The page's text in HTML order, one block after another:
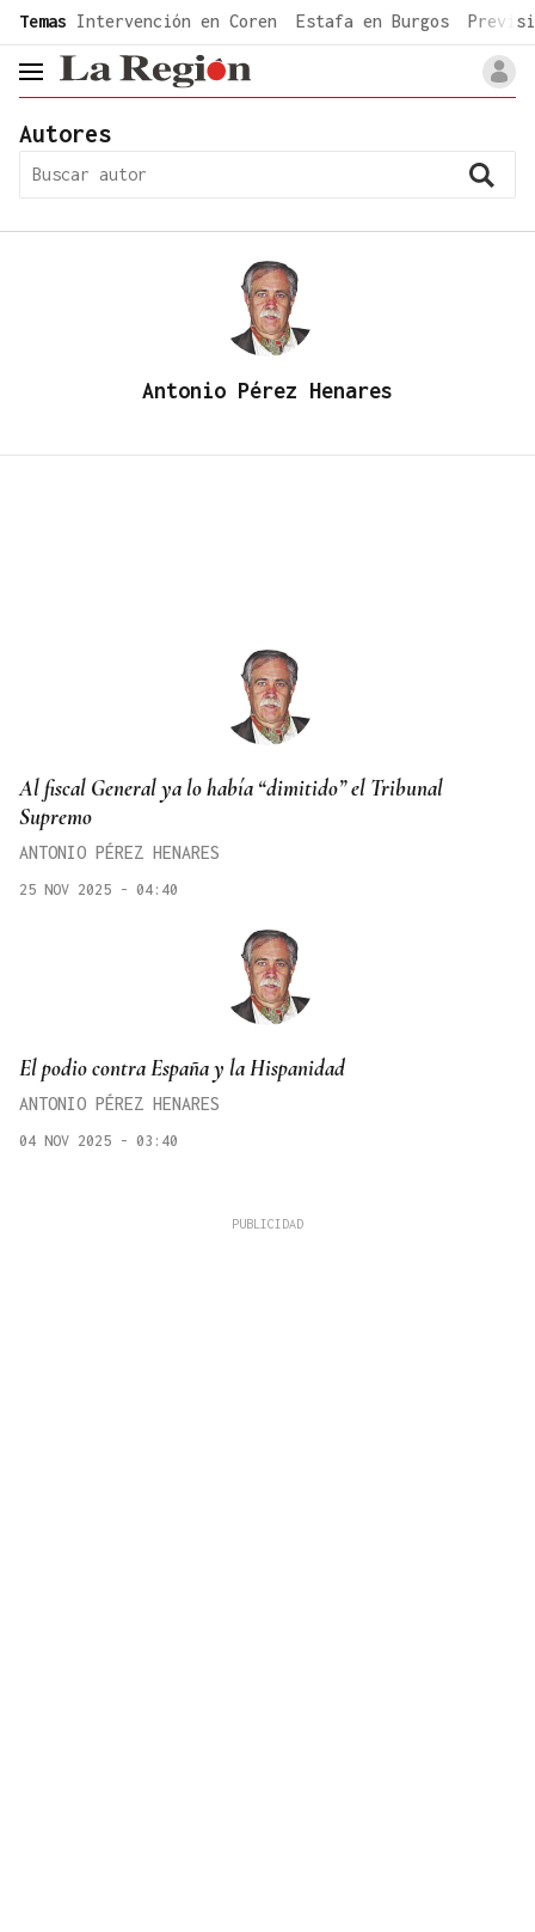
common.go-to-content
Temas Intervención en Coren Estafa en Burgos
header.menu.open
Autores
Antonio Pérez Henares
Al fiscal General ya lo había “dimitido” el Tribunal
Supremo
ANTONIO PÉREZ HENARES
25 NOV 2025 - 04:40
El podio contra España y la Hispanidad
ANTONIO PÉREZ HENARES
04 NOV 2025 - 03:40